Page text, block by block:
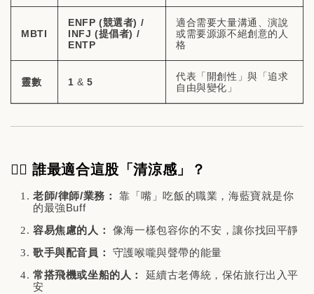
MBTI
ENFP (競選者) /
INFJ (提倡者) /
ENTP
適合需要大量溝通、演說
或需要源源不絕創意的人
格
靈數 1 &5
代表「開創性」與「追求
自由與變化」
🙋‍♂️ 誰最適合這股「清涼感」？
老師/律師/業務：
靠「嘴」吃飯的職業，海藍寶就是你
的最強Buff
容易焦慮的人：
像海一樣包容你的不安，讓你找回平靜
歌手與配音員：
守護喉嚨與聲帶的能量
常搭飛機或坐船的人：
延續古老傳統，保佑旅行出入平
安